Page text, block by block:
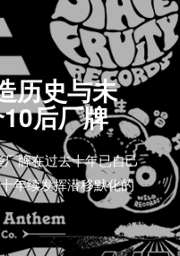
历史与未
后厂牌
厂牌在过去十年已自己
年续发挥潜移默化的